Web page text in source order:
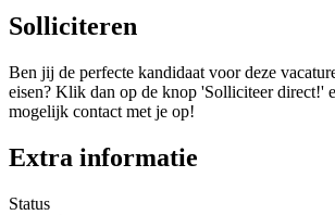
Solliciteren
Ben jij de perfecte kandidaat voor deze
eisen? Klik dan op de knop 'Solliciteer direct!'
mogelijk contact met je op!
Extra informatie
Status